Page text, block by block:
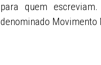
para quem
denominado Movimento